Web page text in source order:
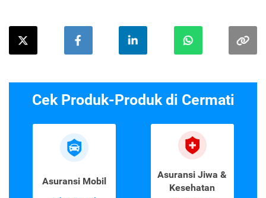
Cek Produk-Produk di Cermati
Asuransi Mobil
Asuransi Jiwa &
Kesehatan